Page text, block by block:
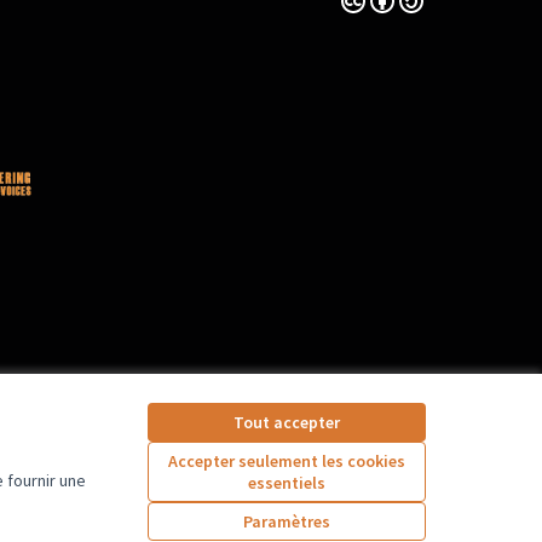
fournir une
Tout accepter
Accepter seulement les cookies
essentiels
Paramètres